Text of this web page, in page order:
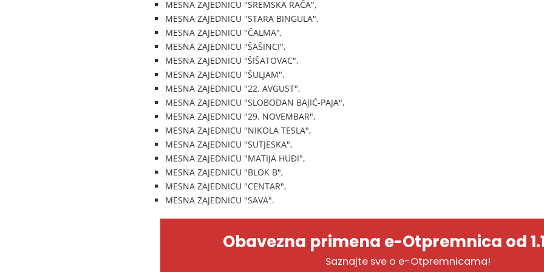
MESNA ZAJEDNICU "SREMSKA RAČA",
MESNA ZAJEDNICU "STARA BINGULA",
MESNA ZAJEDNICU "ČALMA",
MESNA ZAJEDNICU "ŠAŠINCI",
MESNA ZAJEDNICU "ŠIŠATOVAC",
MESNA ZAJEDNICU "ŠULJAM",
MESNA ZAJEDNICU "22. AVGUST",
MESNA ZAJEDNICU "SLOBODAN BAJIĆ-PAJA",
MESNA ZAJEDNICU "29. NOVEMBAR",
MESNA ZAJEDNICU "NIKOLA TESLA",
MESNA ZAJEDNICU "SUTJESKA",
MESNA ZAJEDNICU "MATIJA HUĐI",
MESNA ZAJEDNICU "BLOK B",
MESNA ZAJEDNICU "CENTAR",
MESNA ZAJEDNICU "SAVA".
Obavezna primena e-Otpremnica od
Saznajte sve o e-Otpremnicama!